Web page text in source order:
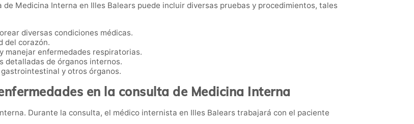
Medicina Interna en Illes Balears puede incluir diversas pruebas y procedimientos, tales
diversas condiciones médicas.
del corazón.
manejar enfermedades respiratorias.
detalladas de órganos internos.
y otros órganos.
en la consulta de Medicina Interna
Durante la consulta, el médico internista en Illes Balears trabajará con el paciente